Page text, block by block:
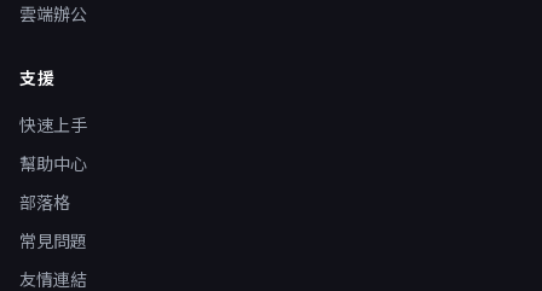
雲端辦公
支援
快速上手
幫助中心
部落格
常見問題
友情連結